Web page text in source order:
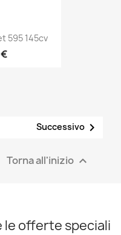
595 145cv
Successivo 
Torna all'inizio 
le offerte speciali